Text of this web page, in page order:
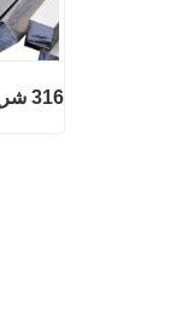
316 شريط مربع الفولاذ المقاوم للصدأ